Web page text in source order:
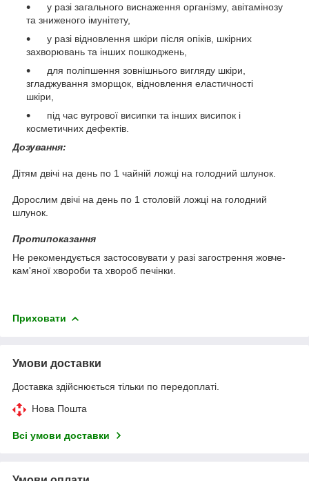
у разі загального виснаження організму, авітамінозу
та зниженого імунітету,
у разі відновлення шкіри після опіків, шкірних
захворювань та інших пошкоджень,
для поліпшення зовнішнього вигляду шкіри,
згладжування зморщок, відновлення еластичності
шкіри,
під час вугрової висипки та інших висипок і
косметичних дефектів.
Дозування:
Дітям двічі на день по 1 чайній ложці на голодний шлунок.
Дорослим двічі на день по 1 столовій ложці на голодний
шлунок.
Протипоказання
Не рекомендується застосовувати у разі загострення жовче-
кам'яної хвороби та хвороб печінки.
Приховати
Умови доставки
Доставка здійснюється тільки по передоплаті.
Нова Пошта
Всі умови доставки